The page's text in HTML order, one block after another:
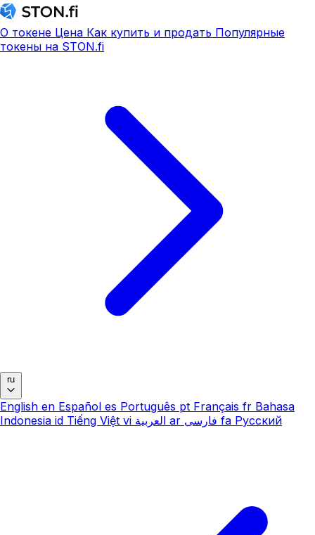
О токене Цена Как купить и продать Популярные
токены на STON.fi
ru
English en Español es Português pt Français fr Bahasa
Indonesia id Tiếng Việt vi العربية ar فارسی fa Русский